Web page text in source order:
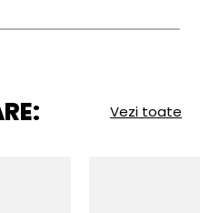
Vezi toate